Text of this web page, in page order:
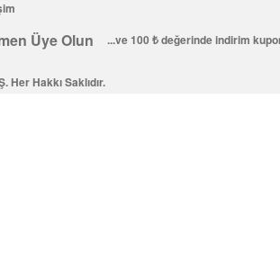
Üye Olun ...ve 100 ₺ değerinde indirim
Hakkı Saklıdır.